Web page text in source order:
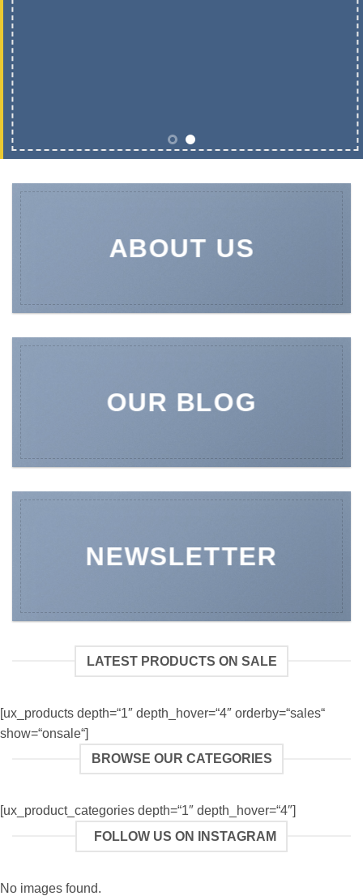
ABOUT US
OUR BLOG
NEWSLETTER
LATEST PRODUCTS ON SALE
[ux_products depth=“1″ depth_hover=“4″ orderby=“sales“
show=“onsale“]
BROWSE OUR CATEGORIES
[ux_product_categories depth=“1″ depth_hover=“4″]
FOLLOW US ON INSTAGRAM
No images found.